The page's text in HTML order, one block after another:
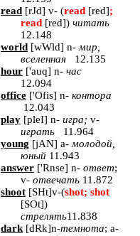
read [rJd] v- (read [red];
read [red]) читать
12.148
world [wWld] n- мир,
вселенная 12.135
hour ['auq] n- час
12.094
office ['Ofis] n- контора
12.043
play [pleI] n- игра; v-
играть 11.964
young [jAN] a- молодой
юный 11.943
answer ['Rnse] n- ответ;
v- отвечать 11.872
shoot [SHt]v-(shot; shot
[SOt])
стрелять11.838
dark [dRk]n-темнота; a-